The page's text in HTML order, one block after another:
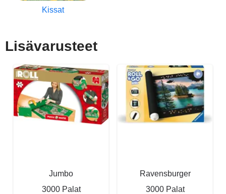
Kissat
Lisävarusteet
Jumbo
3000 Palat
Ravensburger
3000 Palat